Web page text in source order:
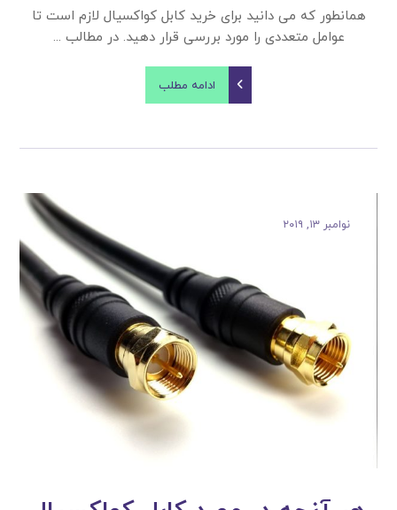
همانطور که می دانید برای خرید کابل کواکسیال لازم است تا
عوامل متعددی را مورد بررسی قرار دهید. در مطالب ...
ادامه مطلب
نوامبر ۱۳, ۲۰۱۹